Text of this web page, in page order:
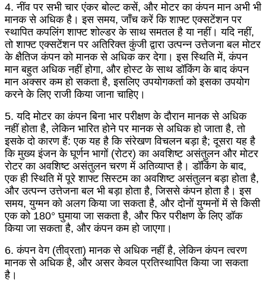
4. नींव पर सभी चार एंकर बोल्ट कसें, और मोटर का कंपन मान अभी भी
मानक से अधिक है। इस समय, जाँच करें कि शाफ्ट एक्सटेंशन पर
स्थापित कपलिंग शाफ्ट शोल्डर के साथ समतल है या नहीं। यदि नहीं,
तो शाफ्ट एक्सटेंशन पर अतिरिक्त कुंजी द्वारा उत्पन्न उत्तेजना बल मोटर
के क्षैतिज कंपन को मानक से अधिक कर देगा। इस स्थिति में, कंपन
मान बहुत अधिक नहीं होगा, और होस्ट के साथ डॉकिंग के बाद कंपन
मान अक्सर कम हो सकता है, इसलिए उपयोगकर्ता को इसका उपयोग
करने के लिए राजी किया जाना चाहिए।
5. यदि मोटर का कंपन बिना भार परीक्षण के दौरान मानक से अधिक
नहीं होता है, लेकिन भारित होने पर मानक से अधिक हो जाता है, तो
इसके दो कारण हैं: एक यह है कि संरेखण विचलन बड़ा है; दूसरा यह है
कि मुख्य इंजन के घूर्णन भागों (रोटर) का अवशिष्ट असंतुलन और मोटर
रोटर का अवशिष्ट असंतुलन चरण में अतिव्याप्त है। डॉकिंग के बाद,
एक ही स्थिति में पूरे शाफ्ट सिस्टम का अवशिष्ट असंतुलन बड़ा होता है,
और उत्पन्न उत्तेजना बल भी बड़ा होता है, जिससे कंपन होता है। इस
समय, युग्मन को अलग किया जा सकता है, और दोनों युग्मनों में से किसी
एक को 180° घुमाया जा सकता है, और फिर परीक्षण के लिए डॉक
किया जा सकता है, और कंपन कम हो जाएगा।
6. कंपन वेग (तीव्रता) मानक से अधिक नहीं है, लेकिन कंपन त्वरण
मानक से अधिक है, और असर केवल प्रतिस्थापित किया जा सकता
है।